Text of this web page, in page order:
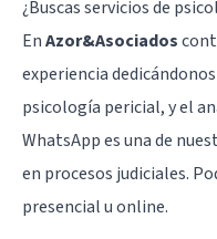
¿Buscas servicios de
EnAzor&Asociados
experiencia
psicología pericial, y el
WhatsApp es una de
en procesos judiciales.
presencial u online.